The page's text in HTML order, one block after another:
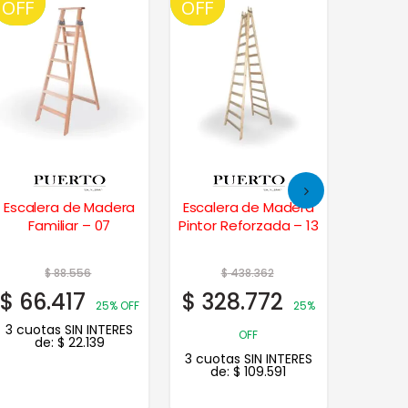
OFF
OFF
Escalera de Madera
Familiar – 07
$88.556
$ 66.417 25% OFF
3 cuotas SIN INTERES
de: $ 22.139
OFF
OFF
Escalera de Madera
Pintor Reforzada – 13
$438.362
$ 328.772
25%
OFF
3 cuotas SIN INTERES
de:$ 109.591